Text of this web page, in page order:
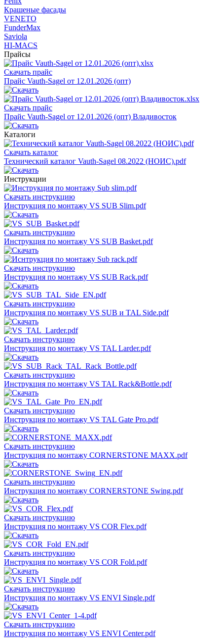
Крашеные фасады
VENETO
FunderMax
Saviola
HI-MACS
Прайсы
Скачать прайс
Прайс Vauth-Sagel от 12.01.2026 (опт)
Скачать прайс
Прайс Vauth-Sagel от 12.01.2026 (опт) Владивосток
Каталоги
Скачать каталог
Технический каталог Vauth-Sagel 08.2022 (НОИС).pdf
Инструкции
Скачать инструкцию
Инструкция по монтажу VS SUB Slim.pdf
Скачать инструкцию
Инструкция по монтажу VS SUB Basket.pdf
Скачать инструкцию
Инструкция по монтажу VS SUB Rack.pdf
Скачать инструкцию
Инструкция по монтажу VS SUB и TAL Side.pdf
Скачать инструкцию
Инструкция по монтажу VS TAL Larder.pdf
Скачать инструкцию
Инструкция по монтажу VS TAL Rack&Bottle.pdf
Скачать инструкцию
Инструкция по монтажу VS TAL Gate Pro.pdf
Скачать инструкцию
Инструкция по монтажу CORNERSTONE MAXX.pdf
Скачать инструкцию
Инструкция по монтажу CORNERSTONE Swing.pdf
Скачать инструкцию
Инструкция по монтажу VS COR Flex.pdf
Скачать инструкцию
Инструкция по монтажу VS COR Fold.pdf
Скачать инструкцию
Инструкция по монтажу VS ENVI Single.pdf
Скачать инструкцию
Инструкция по монтажу VS ENVI Center.pdf